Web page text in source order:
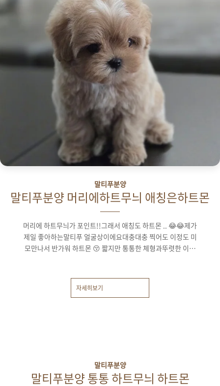
운 애 행복이 가득한 요즘 오케이독
쪼꼼이 소식들 .. 😍냉큼 모셔 온 ㅎ
ㅎ 특별한 아이 😘귀만 까만 !파티말
티폼 크루엘라 공주님 위에서 바라보
는크루엘라는 요런 모습
maltipoo.breederclub.co.kr 염색
한거같은 특별한 비쥬얼 제가 제일
좋아하고자주 보여드리고 싶은 스타
일의파티모색 이에요!우리 크루엘라
가 가족을 만나면또..
에귀여움을 뽐내는 말티즈인듯 포메
라니안인듯~두 견종의 모습이 딱 보
이는 쪼꼬미 😚포메라니안의 털빠짐
은 최소화된모색까지 귀한 블루멀파
티 말티폼성별은 공주님 1차접종 완
료하고 작지만 깨발랄 성격 뽐내고
있는 중이에요 🧐토깽이 뒷모습
말티푸분양
말티푸분양 머리에하트무늬 애칭은하트몬
머리에 하트무늬가 포인트!!그래서 애칭도 하트몬 .. 😂😂제가
제일 좋아하는말티푸 얼굴상이에요대충대충 찍어도 이정도 미
모만나서 반가워 하트몬 😚 짧지만 통통한 체형과뚜렷한 이목
이목구비가 너무 귀엽지않나요ㅎㅎ눈매가 넘 귀여운 하트몬 ..
😚머리에 하트무늬는 우리 아가만의 특별한 매력 포인트ㅋㅋ 1
자세히보기
말티푸분양
말티푸분양 통통 하트무늬 하트몬